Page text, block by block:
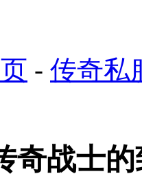
- 传奇私
奇战士